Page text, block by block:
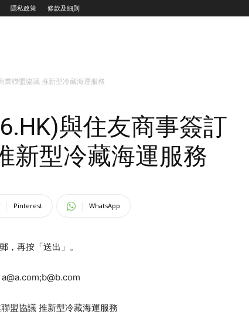
隱私政策 條款及細則
業聯盟協議 推新型冷藏海運服務
與住友商事簽訂
新型冷藏海運服務
Pinterest WhatsApp
，再按「送出」。
a@a.com;b@b.com
盟協議 推新型冷藏海運服務